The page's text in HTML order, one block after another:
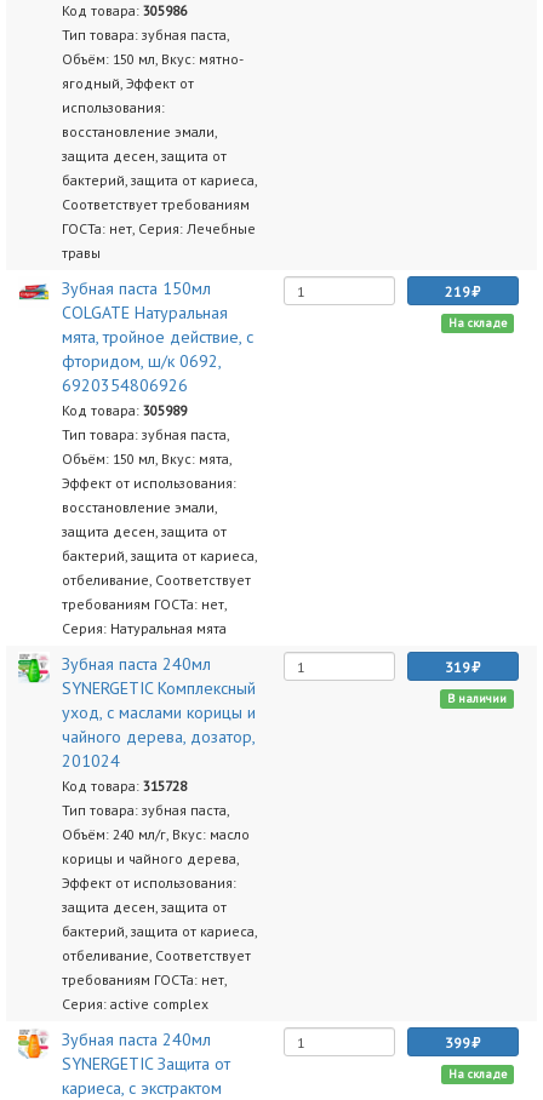
Код товара: 305986
Тип товара: зубная паста,
Объём: 150 мл, Вкус: мятно-
ягодный, Эффект от
использования:
восстановление эмали,
защита десен, защита от
бактерий, защита от кариеса,
Соответствует требованиям
ГОСТа: нет, Серия: Лечебные
травы
Зубная паста 150мл
COLGATE Натуральная
мята, тройное действие, с
фторидом, ш/к 0692,
6920354806926
Код товара: 305989
Тип товара: зубная паста,
Объём: 150 мл, Вкус: мята,
Эффект от использования:
восстановление эмали,
защита десен, защита от
бактерий, защита от кариеса,
отбеливание, Соответствует
требованиям ГОСТа: нет,
Серия: Натуральная мята
219
На складе
Зубная паста 240мл
SYNERGETIC Комплексный
уход, с маслами корицы и
чайного дерева, дозатор,
201024
Код товара: 315728
Тип товара: зубная паста,
Объём: 240 мл/г, Вкус: масло
корицы и чайного дерева,
Эффект от использования:
защита десен, защита от
бактерий, защита от кариеса,
отбеливание, Соответствует
требованиям ГОСТа: нет,
Серия: active complex
319
В наличии
Зубная паста 240мл
SYNERGETIC Защита от
кариеса, с экстрактом
399
На складе